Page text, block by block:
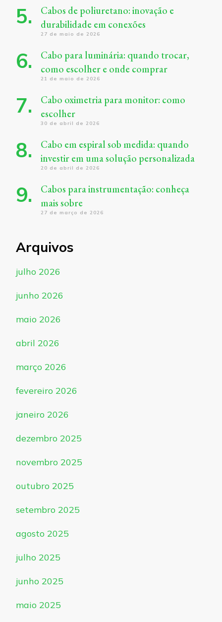
Cabos de poliuretano: inovação e
durabilidade em conexões
27 de maio de 2026
Cabo para luminária: quando trocar,
como escolher e onde comprar
21 de maio de 2026
Cabo oximetria para monitor: como
escolher
30 de abril de 2026
Cabo em espiral sob medida: quando
investir em uma solução personalizada
20 de abril de 2026
Cabos para instrumentação: conheça
mais sobre
27 de março de 2026
Arquivos
julho 2026
junho 2026
maio 2026
abril 2026
março 2026
fevereiro 2026
janeiro 2026
dezembro 2025
novembro 2025
outubro 2025
setembro 2025
agosto 2025
julho 2025
junho 2025
maio 2025